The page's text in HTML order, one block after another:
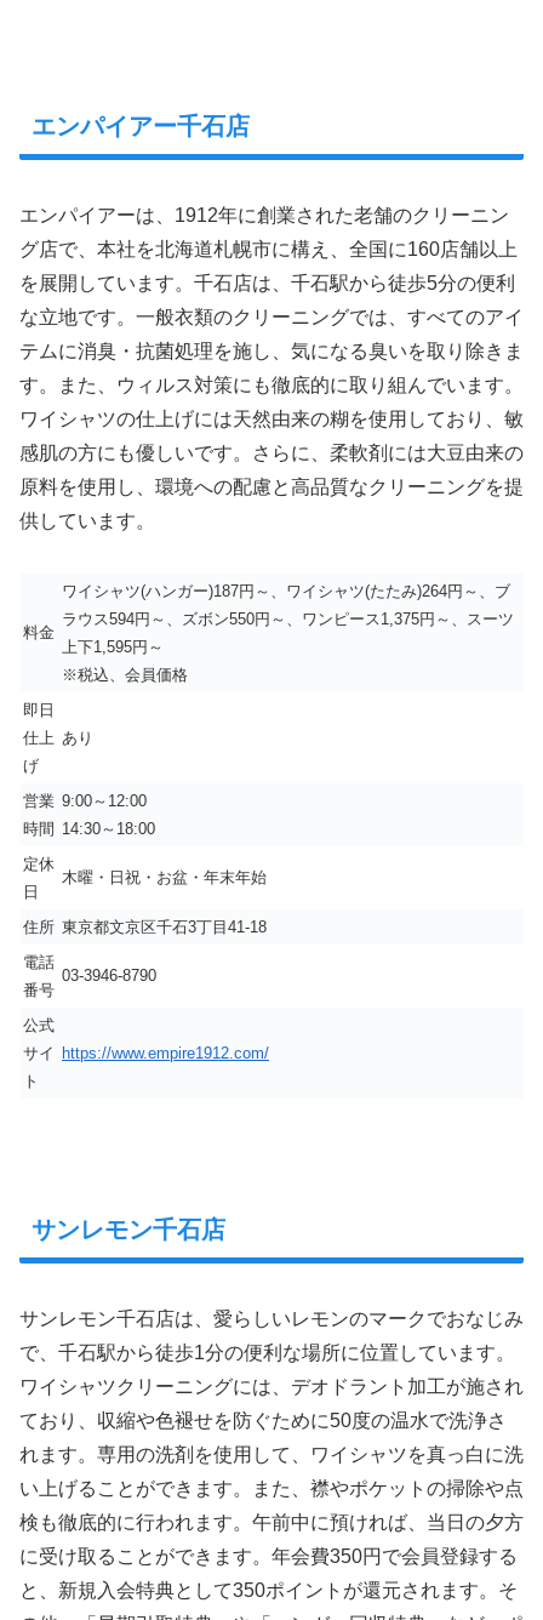
エンパイアー千石店
エンパイアーは、1912年に創業された老舗のクリーニン
グ店で、本社を北海道札幌市に構え、全国に160店舗以上
を展開しています。千石店は、千石駅から徒歩5分の便利
な立地です。一般衣類のクリーニングでは、すべてのアイ
テムに消臭・抗菌処理を施し、気になる臭いを取り除きま
す。また、ウィルス対策にも徹底的に取り組んでいます。
ワイシャツの仕上げには天然由来の糊を使用しており、敏
感肌の方にも優しいです。さらに、柔軟剤には大豆由来の
原料を使用し、環境への配慮と高品質なクリーニングを提
供しています。
料金
ワイシャツ(ハンガー)187円～、ワイシャツ(たたみ)264円～、ブ
ラウス594円～、ズボン550円～、ワンピース1,375円～、スーツ
上下1,595円～
※税込、会員価格
即日
仕上
げ
あり
営業
時間
9:00～12:00
14:30～18:00
定休
日
木曜・日祝・お盆・年末年始
住所 東京都文京区千石3丁目41-18
電話
番号
03-3946-8790
公式
サイ
ト
https://www.empire1912.com/
サンレモン千石店
サンレモン千石店は、愛らしいレモンのマークでおなじみ
で、千石駅から徒歩1分の便利な場所に位置しています。
ワイシャツクリーニングには、デオドラント加工が施され
ており、収縮や色褪せを防ぐために50度の温水で洗浄さ
れます。専用の洗剤を使用して、ワイシャツを真っ白に洗
い上げることができます。また、襟やポケットの掃除や点
検も徹底的に行われます。午前中に預ければ、当日の夕方
に受け取ることができます。年会費350円で会員登録する
と、新規入会特典として350ポイントが還元されます。そ